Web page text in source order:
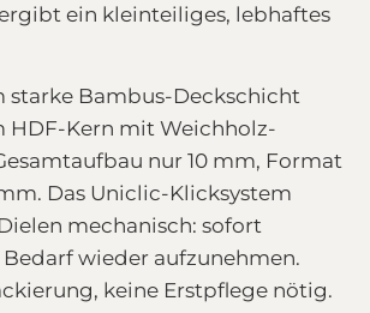
ein kleinteiliges, lebhaftes
starke Bambus-Deckschicht
HDF-Kern mit Weichholz-
nur 10 mm, Format
mm. Das Uniclic-Klicksystem
mechanisch: sofort
wieder aufzunehmen.
keine Erstpflege nötig.